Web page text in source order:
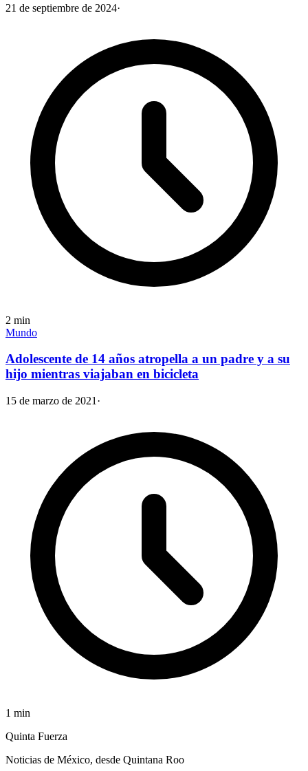
21 de septiembre de 2024·
2 min
Mundo
Adolescente de 14 años atropella a un padre y a su
hijo mientras viajaban en bicicleta
15 de marzo de 2021 ·
1 min
Quinta Fuerza
Noticias de México, desde Quintana Roo